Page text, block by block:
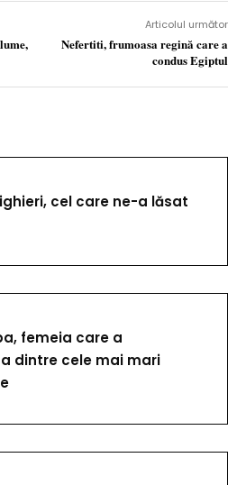
Articolul următor
Nefertiti, frumoasa regină care a
condus Egiptul
cel care ne-a lăsat
femeia care a
dintre cele mai mari